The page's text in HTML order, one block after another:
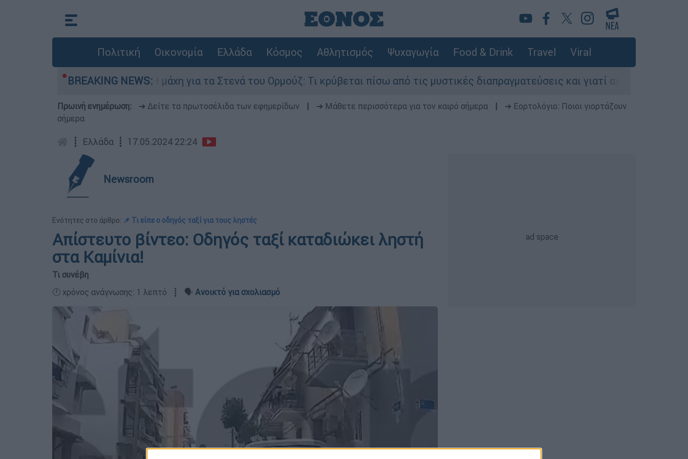
Πολιτική Οικονομία Ελλάδα Κόσμος Αθλητισμός Ψυχαγωγία Food & Drink Travel Viral
BREAKING NEWS:
6 Αυγούστου Η μάχη για τα Στενά του Ορμούζ: Τι κρύβεται πίσω από τις μυστικές διαπραγματεύσεις και γιατί αντιδρούν οι ΗΠΑ
Πρωινή ενημέρωση: ➔ Δείτε τα πρωτοσέλιδα των εφημερίδων ➔ Μάθετε περισσότερα για τον καιρό σήμερα
➔ Εορτολόγιο: Ποιοι γιορτάζουν
σήμερα
┋ Ελλάδα ┋ 17.05.2024 22:24
Newsroom
Ενότητες στο άρθρο: 📌 Τι είπε ο οδηγός ταξί για τους ληστές
Απίστευτο βίντεο: Οδηγός ταξί καταδιώκει ληστή
στα Καμίνια!
Τι συνέβη
🕛 χρόνος ανάγνωσης: 1 λεπτό ┋ 🗣️ Ανοικτό για σχολιασμό